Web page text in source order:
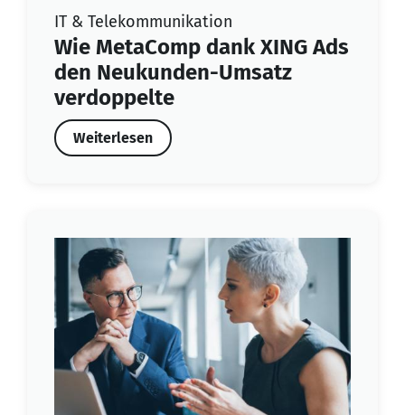
IT & Telekommunikation
Wie MetaComp dank XING Ads
den Neukunden-Umsatz
verdoppelte
Weiterlesen